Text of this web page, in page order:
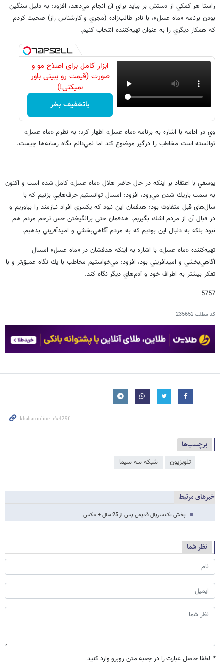
راستا هر كمكي از دستش بر بيايد براي آن انجام مي‌دهد، افزود: به دليل سنگين
بودن برنامه «ماه عسل»، با نادر طالب‌زاده (مجري و كارشناس راز) صحبت كردم
كه همكار ديگري را به عنوان تهيه‌كننده انتخاب كنيم.
ابزار کامل برای اصلاح مو و
صورت (قیمت رو ببینی باور
نمیکنی!)
باتخفیف بخر
وي در ادامه با اشاره به برنامه «ماه عسل» اظهار كرد: به نظرم «ماه عسل»
توانسته است مخاطب را درگير موضوع كند اما نمي‌دانم نگاه رسانه‌ها چيست.
يوسفي با اعتقاد بر اينكه در حال حاضر هلال «ماه عسل» كامل شده است و اكنون
به سمت باريك شدن مي‌رود، افزود: امسال توانستيم حرف‌هايي بزنيم كه با
سال‌هاي قبل متفاوت بود؛ هدفمان اين نبود كه يكسري افراد نيازمند را بياوريم و
در قبال آن از مردم اشك بگيريم. هدفمان حتي برانگيختن حس ترحم مردم هم
نبود بلكه به دنبال اين بوديم كه به مردم آگاهي‌بخشي و اميدآفريني بدهيم.
تهيه‌كننده «ماه عسل» با اشاره به اينكه هدفشان در «ماه عسل» امسال
آگاهي‌بخشي و اميدآفريني بود، افزود: مي‌خواستيم مخاطب با يك نگاه عميق‌تر و با
تفكر بيشتر به اطراف خود و آدم‌‌هاي ديگر نگاه كند.
5757
کد مطلب235652
برچسب‌ها
تلویزیون شبکه سه سیما
خبرهای مرتبط
پخش یک سریال قدیمی پس از 25 سال + عکس
نظر شما
* لطفا حاصل عبارت را در جعبه متن روبرو وارد کنید